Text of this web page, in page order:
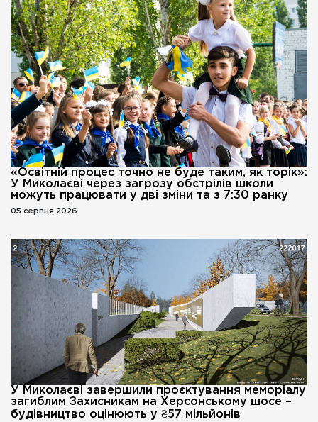
«Освітній процес точно не буде таким, як торік»:
У Миколаєві через загрозу обстрілів школи
можуть працювати у дві зміни та з 7:30 ранку
05 серпня 2026
У Миколаєві завершили проєктування меморіалу
загиблим Захисникам на Херсонському шосе –
будівництво оцінюють у ₴57 мільйонів